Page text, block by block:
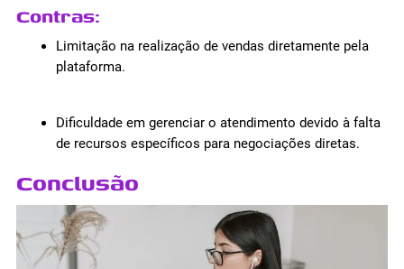
Contras:
Limitação na realização de vendas diretamente pela
plataforma.
Dificuldade em gerenciar o atendimento devido à falta
de recursos específicos para negociações diretas.
Conclusão